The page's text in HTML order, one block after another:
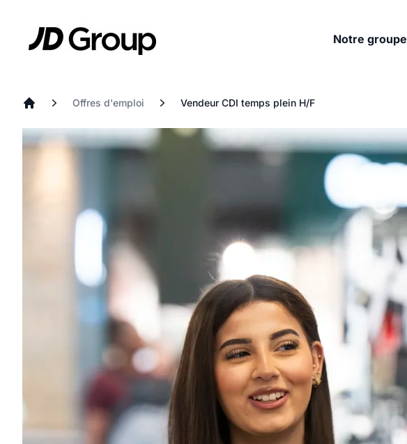
JD
Notre groupe
Offres d'emploi Vendeur CDI temps plein H/F